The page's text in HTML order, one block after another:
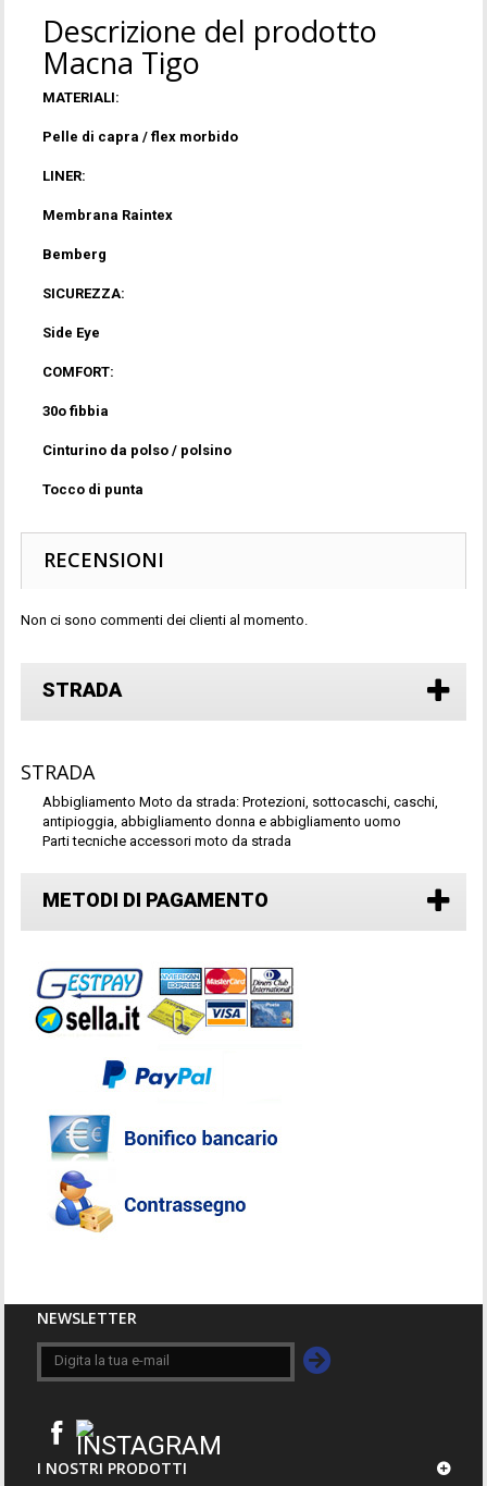
Descrizione del prodotto
Macna Tigo
MATERIALI:
Pelle di capra / flex morbido
LINER:
Membrana Raintex
Bemberg
SICUREZZA:
Side Eye
COMFORT:
30o fibbia
Cinturino da polso / polsino
Tocco di punta
RECENSIONI
Non ci sono commenti dei clienti al momento.
STRADA
STRADA
Abbigliamento Moto da strada: Protezioni, sottocaschi, caschi,
antipioggia, abbigliamento donna e abbigliamento uomo
Parti tecniche accessori moto da strada
METODI DI PAGAMENTO
NEWSLETTER
I NOSTRI PRODOTTI